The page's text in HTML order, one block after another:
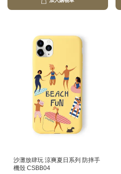
沙灘放肆玩 涼爽夏日系列 防摔手
機殼 CSBB04